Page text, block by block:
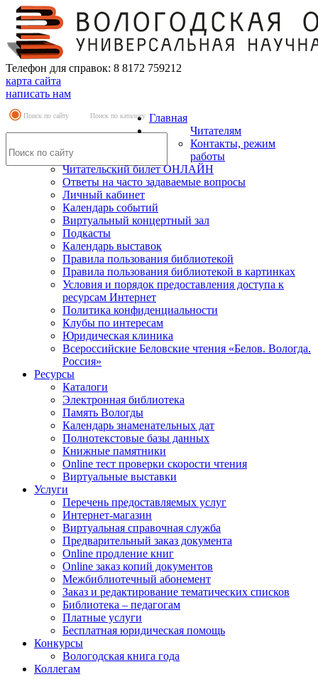
Телефон для справок: 8 8172 759212
карта сайта
написать нам
Поиск по сайту Поиск по каталогу Главная
Читателям
Контакты, режим
работы
Читательский билет ОНЛАЙН
Ответы на часто задаваемые вопросы
Личный кабинет
Календарь событий
Виртуальный концертный зал
Подкасты
Календарь выставок
Правила пользования библиотекой
Правила пользования библиотекой в картинках
Условия и порядок предоставления доступа к
ресурсам Интернет
Политика конфиденциальности
Клубы по интересам
Юридическая клиника
Всероссийские Беловские чтения «Белов. Вологда.
Россия»
Ресурсы
Каталоги
Электронная библиотека
Память Вологды
Календарь знаменательных дат
Полнотекстовые базы данных
Книжные памятники
Online тест проверки скорости чтения
Виртуальные выставки
Услуги
Перечень предоставляемых услуг
Интернет-магазин
Виртуальная справочная служба
Предварительный заказ документа
Online продление книг
Online заказ копий документов
Межбиблиотечный абонемент
Заказ и редактирование тематических списков
Библиотека – педагогам
Платные услуги
Бесплатная юридическая помощь
Конкурсы
Вологодская книга года
Коллегам